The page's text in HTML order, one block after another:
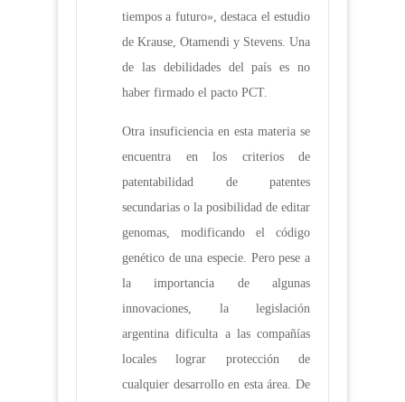
tiempos a futuro», destaca el estudio
de Krause, Otamendi y Stevens. Una
de las debilidades del país es no
haber firmado el pacto PCT.
Otra insuficiencia en esta materia se
encuentra en los criterios de
patentabilidad de patentes
secundarias o la posibilidad de editar
genomas, modificando el código
genético de una especie. Pero pese a
la importancia de algunas
innovaciones, la legislación
argentina dificulta a las compañías
locales lograr protección de
cualquier desarrollo en esta área. De